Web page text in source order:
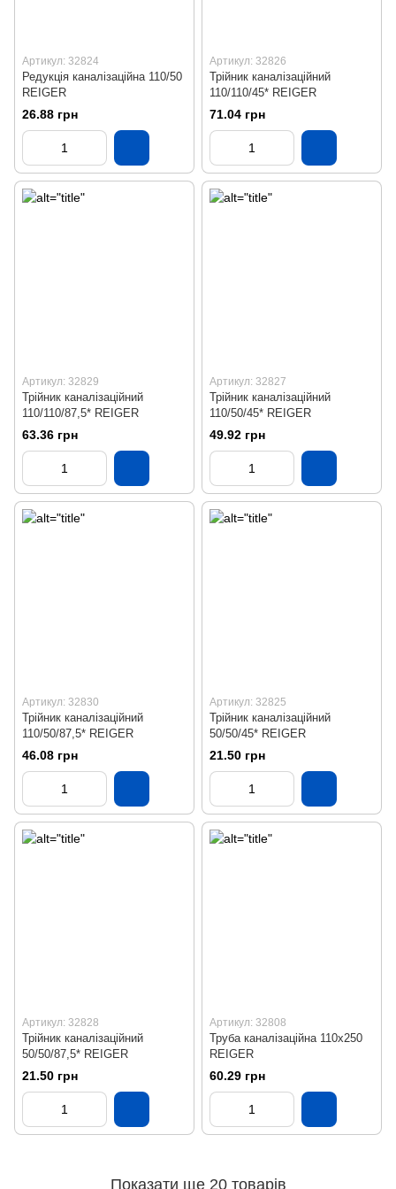
Артикул: 32824
Редукція каналізаційна 110/50
REIGER
26.88 грн
Артикул: 32826
Трійник каналізаційний
110/110/45* REIGER
71.04 грн
Артикул: 32829
Трійник каналізаційний
110/110/87,5* REIGER
63.36 грн
Артикул: 32827
Трійник каналізаційний
110/50/45* REIGER
49.92 грн
Артикул: 32830
Трійник каналізаційний
110/50/87,5* REIGER
46.08 грн
Артикул: 32825
Трійник каналізаційний
50/50/45* REIGER
21.50 грн
Артикул: 32828
Трійник каналізаційний
50/50/87,5* REIGER
21.50 грн
Артикул: 32808
Труба каналізаційна 110х250
REIGER
60.29 грн
Показати ще 20 товарів